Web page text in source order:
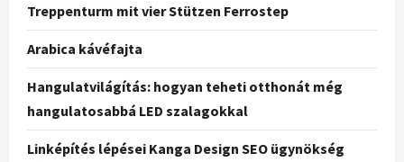
Treppenturm mit vier Stützen Ferrostep
Arabica kávéfajta
Hangulatvilágítás: hogyan teheti otthonát még
hangulatosabbá LED szalagokkal
Linképítés lépései Kanga Design SEO ügynökség